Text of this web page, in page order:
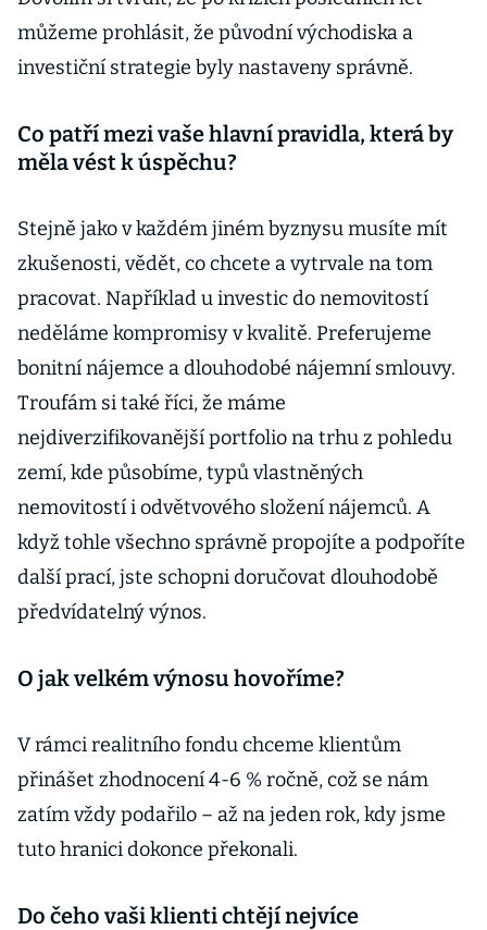
můžeme prohlásit, že původní východiska a
investiční strategie byly nastaveny správně.
Co patří mezi vaše hlavní pravidla, která by
měla vést k úspěchu?
Stejně jako v každém jiném byznysu musíte mít
zkušenosti, vědět, co chcete a vytrvale na tom
pracovat. Například u investic do nemovitostí
neděláme kompromisy v kvalitě. Preferujeme
bonitní nájemce a dlouhodobé nájemní smlouvy.
Troufám si také říci, že máme
nejdiverzifikovanější portfolio na trhu z pohledu
zemí, kde působíme, typů vlastněných
nemovitostí i odvětvového složení nájemců. A
když tohle všechno správně propojíte a podpoříte
další prací, jste schopni doručovat dlouhodobě
předvídatelný výnos.
O jak velkém výnosu hovoříme?
V rámci realitního fondu chceme klientům
přinášet zhodnocení 4-6 % ročně, což se nám
zatím vždy podařilo – až na jeden rok, kdy jsme
tuto hranici dokonce překonali.
Do čeho vaši klienti chtějí nejvíce